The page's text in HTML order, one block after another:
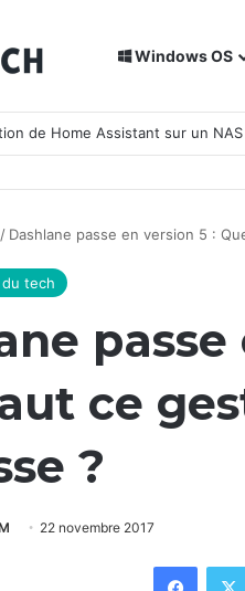
Windows OS
de Home Assistant sur un NAS
/ Dashlane passe en version 5 :
tech
ce
?
22 novembre 2017